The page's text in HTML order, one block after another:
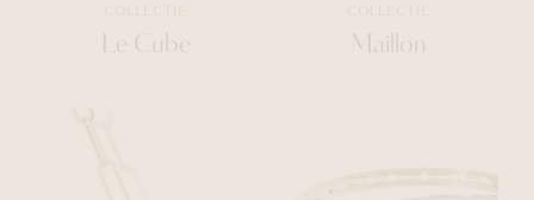
Le Cube Maillon